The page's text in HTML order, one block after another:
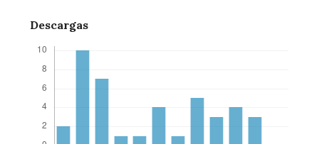
Descargas